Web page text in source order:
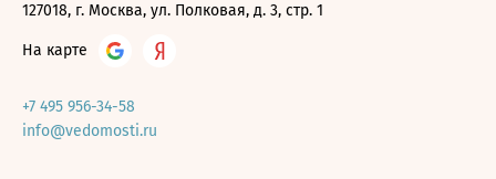
127018, г. Москва, ул. Полковая, д. 3, стр. 1
На карте
+7 495 956-34-58
info@vedomosti.ru